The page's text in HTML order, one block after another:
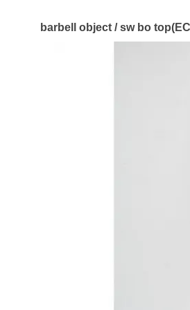
barbell object / sw bo